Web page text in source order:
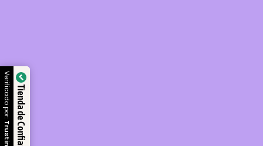
Tienda de Confianza
Verificado por: